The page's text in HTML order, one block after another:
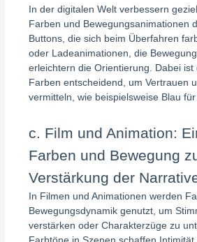
In der digitalen Welt verbessern
Farben und Bewegungsanimationen
Buttons, die sich beim Überfahren
oder Ladeanimationen, die
erleichtern die Orientierung. Dabei ist
Farben entscheidend, um Vertrauen
vermitteln, wie beispielsweise Blau
c. Film und Animation:
Farben und Bewegung
Verstärkung der
In Filmen und Animationen werden
Bewegungsdynamik genutzt, um
verstärken oder Charakterzüge zu